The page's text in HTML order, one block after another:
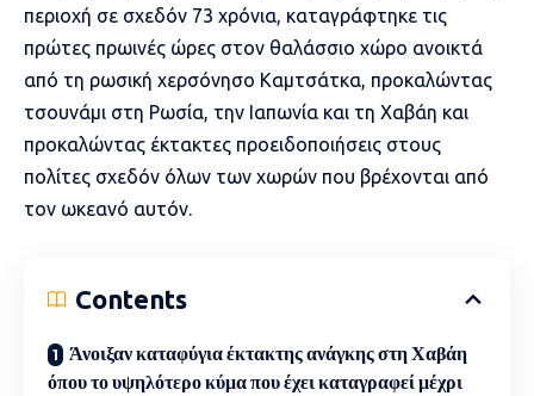
περιοχή σε σχεδόν 73 χρόνια, καταγράφτηκε τις
πρώτες πρωινές ώρες στον θαλάσσιο χώρο ανοικτά
από τη ρωσική χερσόνησο Καμτσάτκα, προκαλώντας
τσουνάμι στη Ρωσία, την Ιαπωνία και τη Χαβάη και
προκαλώντας έκτακτες προειδοποιήσεις στους
πολίτες σχεδόν όλων των χωρών που βρέχονται από
τον ωκεανό αυτόν.
Contents
Άνοιξαν καταφύγια έκτακτης ανάγκης στη Χαβάη
όπου το υψηλότερο κύμα που έχει καταγραφεί μέχρι